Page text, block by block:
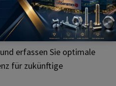
Sie bei Bedarf
Teilequalität
der Matrize zu
erfassen Sie optimale
für zukünftige